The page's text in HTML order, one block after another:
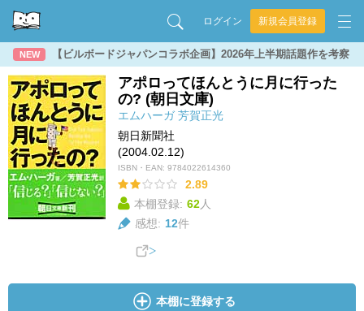
ログイン 新規会員登録
NEW 【ビルボードジャパンコラボ企画】2026年上半期話題作を考察
アポロってほんとうに月に行った
の? (朝日文庫)
エムハーガ 芳賀正光
朝日新聞社
(2004.02.12)
ISBN・EAN: 9784022614360
2.89
本棚登録: 62人
感想: 12件
本棚に登録する